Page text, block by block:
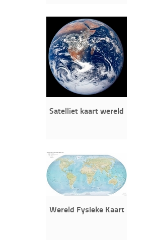
Satelliet kaart wereld
Wereld Fysieke Kaart